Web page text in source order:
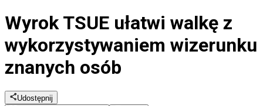
Wyrok TSUE ułatwi walkę z
wykorzystywaniem wizerunku
znanych osób
Udostępnij